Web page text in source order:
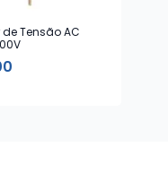
de Tensão AC